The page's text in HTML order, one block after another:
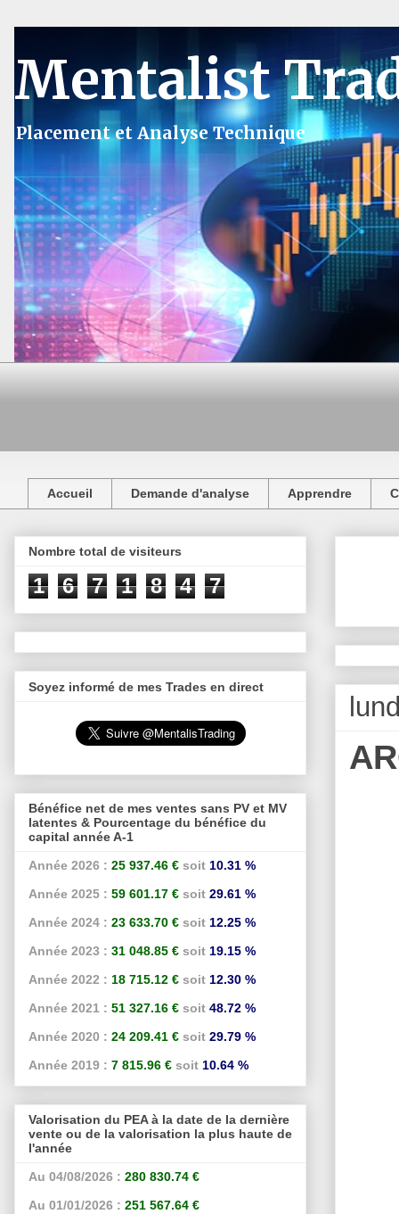
Mentalist
Placement et Analyse Technique
Accueil Demande d'analyse Apprendre
Nombre total de visiteurs
1 6 7 1 8 4 7
Soyez informé de mes Trades en direct
Bénéfice net de mes ventes sans PV et MV
latentes & Pourcentage du bénéfice du
capital année A-1
Année 2026 : 25 937.46 € soit 10.31 %
Année 2025 : 59 601.17 € soit 29.61 %
Année 2024 : 23 633.70 € soit 12.25 %
Année 2023 : 31 048.85 € soit 19.15 %
Année 2022 : 18 715.12 € soit 12.30 %
Année 2021 : 51 327.16 € soit 48.72 %
Année 2020 : 24 209.41 € soit 29.79 %
Année 2019 : 7 815.96 € soit 10.64 %
Valorisation du PEA à la date de la dernière
vente ou de la valorisation la plus haute de
l'année
Au 04/08/2026 : 280 830.74 €
Au 01/01/2026 : 251 567.64 €